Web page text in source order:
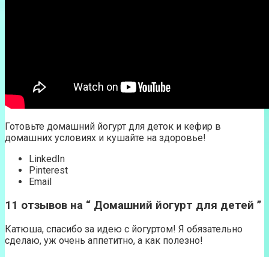
Готовьте домашний йогурт для деток и кефир в
домашних условиях и кушайте на здоровье!
LinkedIn
Pinterest
Email
11 отзывов на “ Домашний йогурт для детей ”
Катюша, спасибо за идею с йогуртом! Я обязательно
сделаю, уж очень аппетитно, а как полезно!